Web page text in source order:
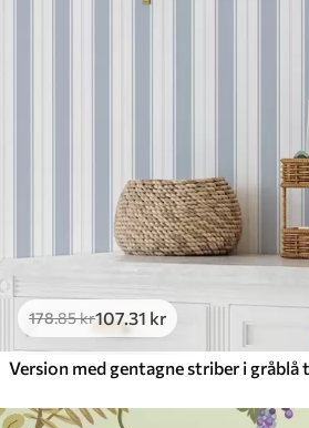
178.85kr107.31 kr